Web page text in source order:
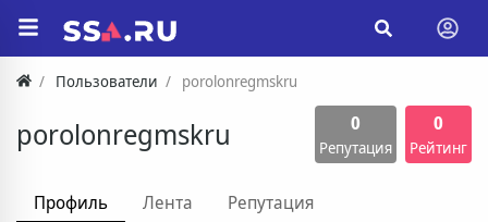
Пользователи porolonregmskru
porolonregmskru 0
Репутация
0
Рейтинг
Профиль Лента Репутация